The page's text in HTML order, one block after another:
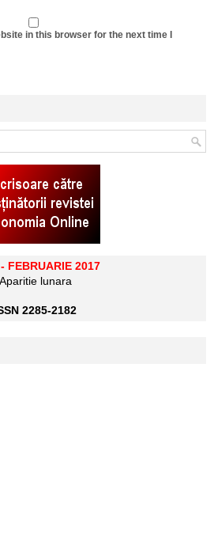
in this browser for the next time I
FEBRUARIE 2017
Aparitie lunara
2285-2182